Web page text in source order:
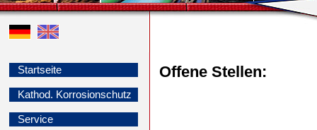
Startseite
Kathod. Korrosionschutz
Service
Offene Stellen: